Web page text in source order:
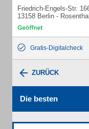
Friedrich-Engels-Str.
13158 Berlin - Rosenthal
Gratis-Digitalcheck
ZURÜCK
Die besten